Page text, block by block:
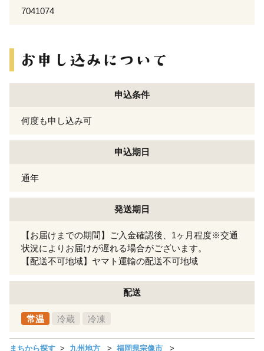
7041074
申込条件
何度も申し込み可
申込期日
通年
発送期日
【お届けまでの期間】ご入金確認後、1ヶ月程度※交通
状況によりお届けが遅れる場合がございます。
【配送不可地域】ヤマト運輸の配送不可地域
配送
常温 冷蔵 冷凍
まちから探す 九州地方 福岡県宗像市